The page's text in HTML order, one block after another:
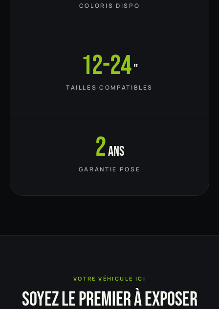
COLORIS DISPO
12-24"
TAILLES COMPATIBLES
2ans
GARANTIE POSE
VOTRE VÉHICULE ICI
SOYEZ LE PREMIER À EXPOSER